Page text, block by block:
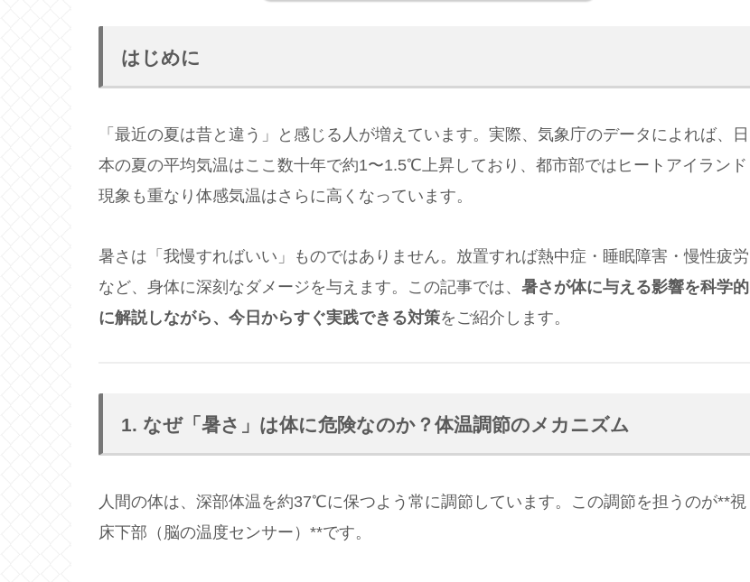
はじめに
「最近の夏は昔と違う」と感じる人が増えています。実際、気象庁のデータによれば、日
本の夏の平均気温はここ数十年で約1〜1.5℃上昇しており、都市部ではヒートアイランド
現象も重なり体感気温はさらに高くなっています。
暑さは「我慢すればいい」ものではありません。放置すれば熱中症・睡眠障害・慢性疲労
など、身体に深刻なダメージを与えます。この記事では、 暑さが体に与える影響を科学的
に解説しながら、今日からすぐ実践できる対策をご紹介します。
1. なぜ「暑さ」は体に危険なのか？体温調節のメカニズム
人間の体は、深部体温を約37℃に保つよう常に調節しています。この調節を担うのが**視
床下部（脳の温度センサー）**です。